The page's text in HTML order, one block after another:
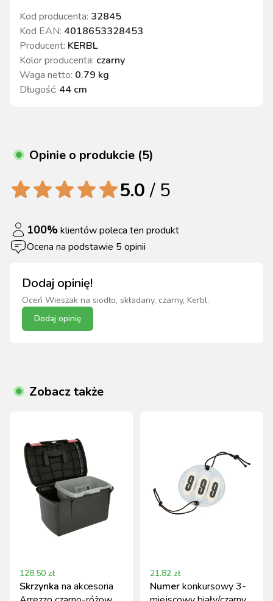
Kod producenta: 32845
Kod EAN: 4018653328453
Producent: KERBL
Kolor producenta: czarny
Waga netto: 0.79 kg
Długość: 44 cm
Opinie o produkcie (5)
Dodaj opinię!
Oceń Wieszak na siodło, składany, czarny, Kerbl.
Dodaj opinię
5.0/ 5
100%klientów poleca ten produkt
Ocena na podstawie 5 opinii
Zobacz także
128.50 zł
Skrzynka na akcesoria
21.82 zł
Numerkonkursowy 3-